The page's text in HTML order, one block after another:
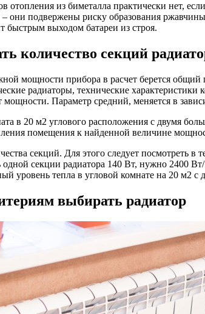
отопления из биметалла практически нет,
они подвержены риску образования
быстрым выходом батареи из строя.
количество секций
мощности прибора в расчет берется
радиаторы, технические
мощности. Параметр средний, меняется в
в 20 м2 углового расположения с двумя
помещения к найденной величине
секций. Для этого следует посмотреть
секции радиатора 140 Вт, нужно 2400
уровень тепла в угловой комнате на 20 м2
выбирать радиатор